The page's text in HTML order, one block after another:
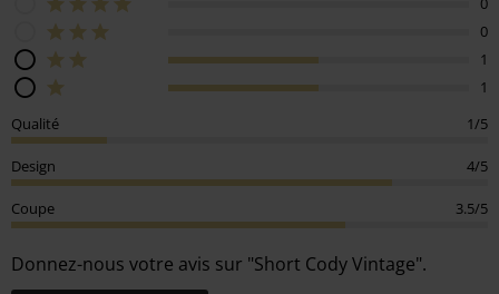
0
1
1
Qualité
1/5
Design 4/5
Coupe 3.5/5
Donnez-nous votre avis sur "Short Cody Vintage".